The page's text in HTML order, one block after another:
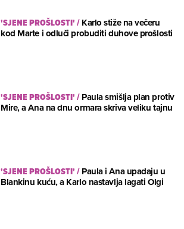
'SJENE PROŠLOSTI'/Karlo stiže na večeru
kod Marte i odluči probuditi duhove prošlosti
'SJENE PROŠLOSTI'/Paula smišlja plan protiv
Mire, a Ana na dnu ormara skriva veliku tajnu
'SJENE PROŠLOSTI'/Paula i Ana upadaju u
Blankinu kuću, a Karlo nastavlja lagati Olgi